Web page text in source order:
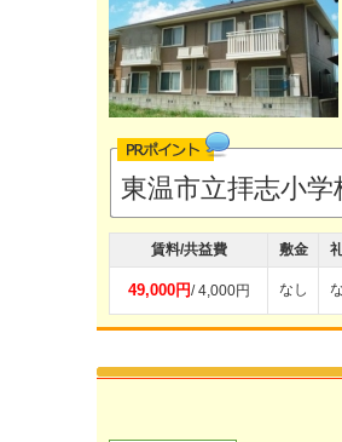
東温市立拝志小
賃料/共益費 敷金
49,000円/ 4,000円 なし